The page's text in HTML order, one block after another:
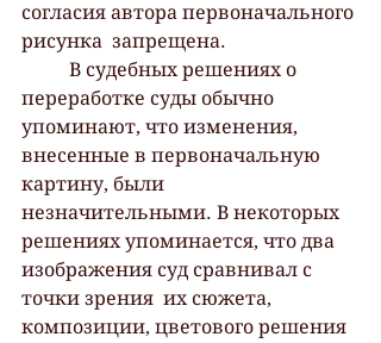
согласия автора первоначального
рисунка  запрещена.
переработке суды обычно
упоминают, что изменения,
внесенные в первоначальную
картину, были
незначительными. В некоторых
решениях упоминается, что два
изображения суд сравнивал с
точки зрения  их сюжета,
композиции, цветового решения